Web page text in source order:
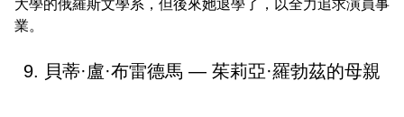
大學的俄羅斯文學系，但後來她退學了，以全力追求演員事
業。
9. 貝蒂·盧·布雷德馬 — 茱莉亞·羅勃茲的母親